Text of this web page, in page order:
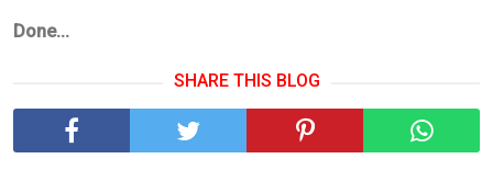
Done...
SHARE THIS BLOG